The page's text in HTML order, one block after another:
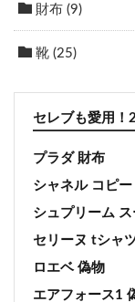
財布 (9)
靴 (25)
セレブも愛用！
プラダ 財布
シャネル コピー
シュプリーム
セリーヌ tシャ
ロエベ 偽物
エアフォース1